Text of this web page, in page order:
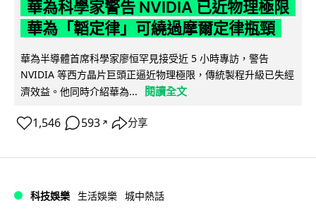
華為科學家警告 NVIDIA 已近物理極限
華為「韜定律」可繞過摩爾定律瓶頸
華為半導體首席科學家廖恒罕見接受近 5 小時專訪，警告
NVIDIA 等西方晶片巨頭正逼近物理極限，傳統製程升級已失經
濟效益。他同時介紹華為...
閱讀全文
1,546 593 ↗ 分享
科技娛樂 生活娛樂 城中熱話